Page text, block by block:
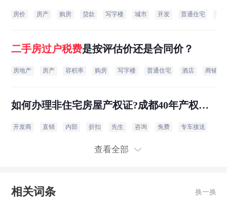
房价 房产 购房 贷款 写字楼 城市 开发 普通住宅 酒
二手房过户税费是按评估价还是合同价？
房地产 房产 容积率 购房 写字楼 普通住宅 酒店 商铺
如何办理非住宅房屋产权证?成都40年产权的
开发商 直销 内部 折扣 先生 咨询 免费 专车接送
查看全部
相关词条 换一换